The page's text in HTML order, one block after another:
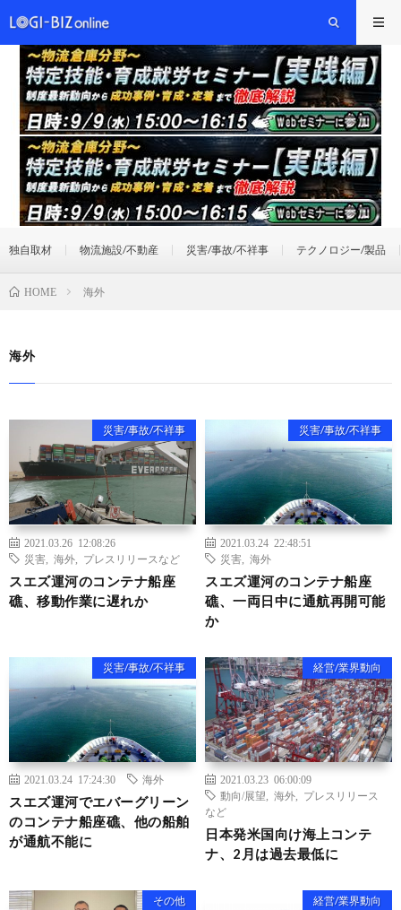
独自取材 物流施設/不動産 災害/事故/不祥事 テクノロジー/製品
HOME 海外
海外
災害/事故/不祥事
2021.03.26 12:08:26
災害
海外 プレスリリースなど
スエズ運河のコンテナ船座
礁、移動作業に遅れか
災害/事故/不祥事
2021.03.24 22:48:51
災害
海外
スエズ運河のコンテナ船座
礁、一両日中に通航再開可能
か
災害/事故/不祥事
2021.03.24 17:24:30 海外
スエズ運河でエバーグリーン
のコンテナ船座礁、他の船舶
が通航不能に
経営/業界動向
2021.03.23 06:00:09
動向/展望
海外
プレスリリース
など
日本発米国向け海上コンテ
ナ、2月は過去最低に
その他 経営/業界動向